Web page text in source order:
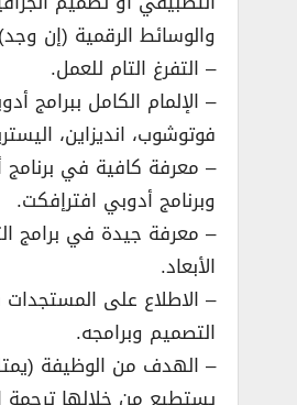
والوسائط الرقمية (إن
– التفرغ التام للعمل.
– الإلمام الكامل ببرامج
فوتوشوب، انديزاين،
– معرفة كافية في برنامج
وبرنامج أدوبي افترإفكت.
– معرفة جيدة في برامج
الأبعاد.
– الاطلاع على
التصميم وبرامجه.
– الهدف من الوظيفة